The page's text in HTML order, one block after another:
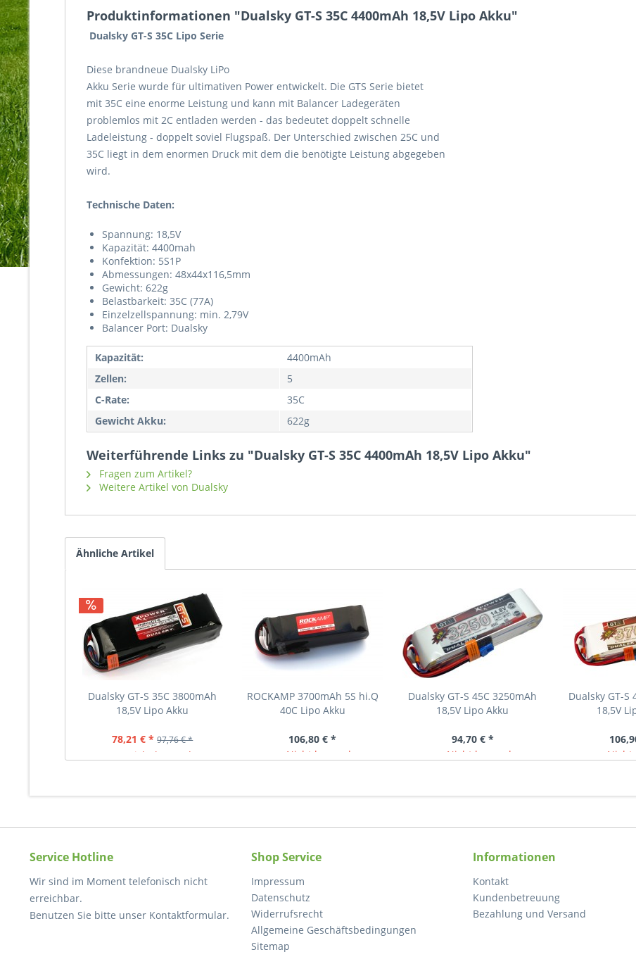
Produktinformationen "Dualsky GT-S 35C 4400mAh 18,5V Lipo Akku"
Dualsky GT-S 35C Lipo Serie
Diese brandneue Dualsky LiPo
Akku Serie wurde für ultimativen Power entwickelt. Die GTS Serie bietet
mit 35C eine enorme Leistung und kann mit Balancer Ladegeräten
problemlos mit 2C entladen werden - das bedeutet doppelt schnelle
Ladeleistung - doppelt soviel Flugspaß. Der Unterschied zwischen 25C und
35C liegt in dem enormen Druck mit dem die benötigte Leistung abgegeben
wird.
Technische Daten:
Spannung: 18,5V
Kapazität: 4400mah
Konfektion: 5S1P
Abmessungen: 48x44x116,5mm
Gewicht: 622g
Belastbarkeit: 35C (77A)
Einzelzellspannung: min. 2,79V
Balancer Port: Dualsky
Kapazität:
4400mAh
Zellen:
5
C-Rate:
35C
Gewicht Akku:
622g
Weiterführende Links zu "Dualsky GT-S 35C 4400mAh 18,5V Lipo Akku"
Fragen zum Artikel?
Weitere Artikel von Dualsky
Ähnliche Artikel
Dualsky GT-S 35C 3800mAh
18,5V Lipo Akku
78,21 € * 97,76 € *
Nicht lagernd
ROCKAMP 3700mAh 5S hi.Q
40C Lipo Akku
106,80 € *
Nicht lagernd
Dualsky GT-S 45C 3250mAh
18,5V Lipo Akku
94,70 € *
Nicht lagernd
Dualsky GT-S
18,5V
Nicht
Service Hotline
Wir sind im Moment telefonisch nicht
erreichbar.
Benutzen Sie bitte unser Kontaktformular.
Shop Service
Impressum
Datenschutz
Widerrufsrecht
Allgemeine Geschäftsbedingungen
Sitemap
Informationen
Kontakt
Kundenbetreuung
Bezahlung und Versand